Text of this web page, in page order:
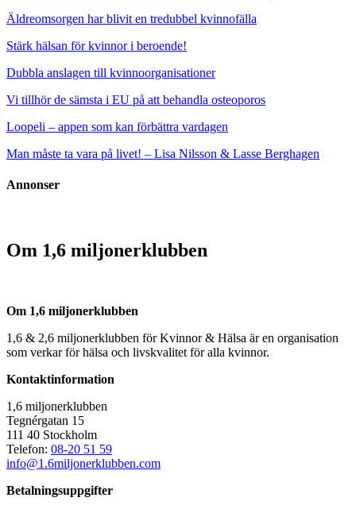
Äldreomsorgen har blivit en tredubbel kvinnofälla
Stärk hälsan för kvinnor i beroende!
Dubbla anslagen till kvinnoorganisationer
Vi tillhör de sämsta i EU på att behandla osteoporos
Loopeli – appen som kan förbättra vardagen
Man måste ta vara på livet! – Lisa Nilsson & Lasse Berghagen
Annonser
Om 1,6 miljonerklubben
Om 1,6 miljonerklubben
1,6 & 2,6 miljonerklubben för Kvinnor & Hälsa är en organisation
som verkar för hälsa och livskvalitet för alla kvinnor.
Kontaktinformation
1,6 miljonerklubben
Tegnérgatan 15
111 40 Stockholm
Telefon: 08-20 51 59
info@1.6miljonerklubben.com
Betalningsuppgifter